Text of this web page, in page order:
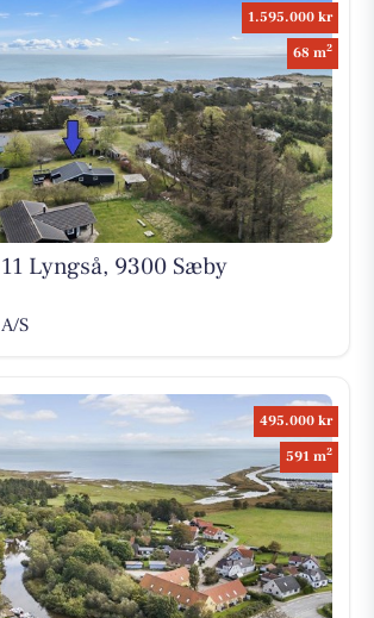
1.595.000 kr
68 m2
Lyngså, 9300 Sæby
S
495.000 kr
591 m2